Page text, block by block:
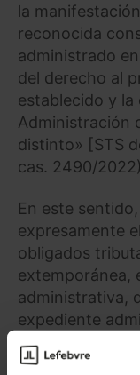
la
reconocida
administrado
del derecho al
establecido y
Administración
distinto» [STS
cas. 2490/
En este
expresamente
obligados
extemporánea,
administrativa,
expediente
propia
aportación